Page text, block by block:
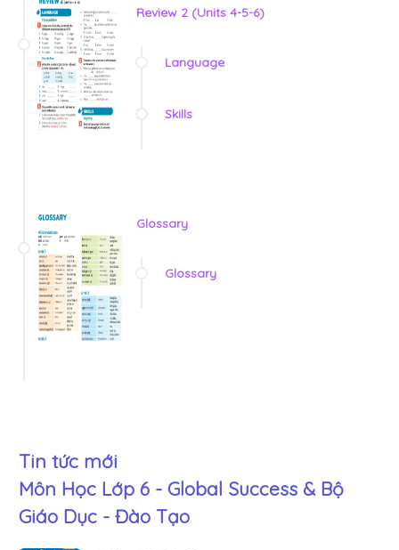
Review 2 (Units 4-5-6)
Language
Skills
Glossary
Glossary
Tin tức mới
Môn Học Lớp 6 - Global Success & Bộ
Giáo Dục - Đào Tạo